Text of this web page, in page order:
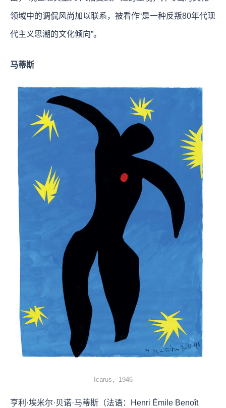
领域中的调侃风尚加以联系，被看作“是一种反叛80年代现
代主义思潮的文化倾向”。
马蒂斯
Icarus，1946
亨利·埃米尔·贝诺·马蒂斯（法语：Henri Émile Benoît